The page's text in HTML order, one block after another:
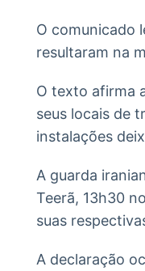
O comunicado
resultaram na
O texto afirma
seus locais de
instalações
A guarda
Teerã, 13h30
suas
A declaração